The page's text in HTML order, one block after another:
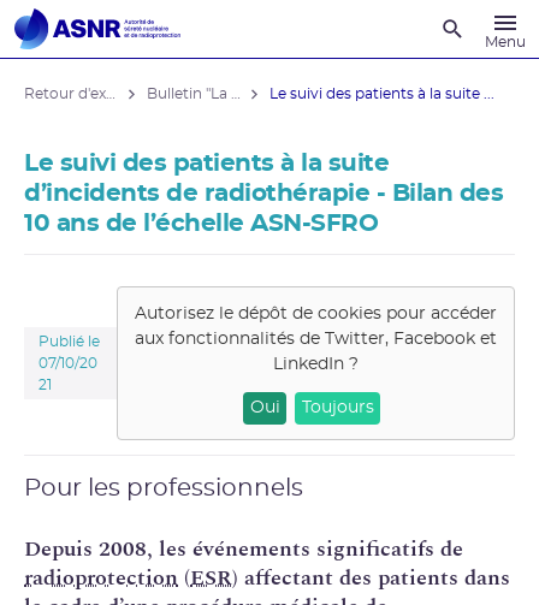
Menu
Le suivi des patients à la suite ...
Le suivi des patients à la suite
d’incidents de radiothérapie - Bilan des
10 ans de l’échelle ASN-SFRO
Publié le
07/10/20
21
Autorisez le dépôt de cookies pour accéder
aux fonctionnalités deTwitter, Facebook et
LinkedIn ?
Oui Toujours
Pour les professionnels
Depuis 2008, les événements significatifs de
radioprotection (ESR) affectant des patients dans